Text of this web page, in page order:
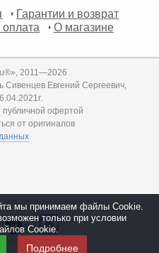
Гарантии и возврат
О магазине
2011—2026
Евгений Сергеевич,
офертой
от оригиналов
мы принимаем файлы Cookie.
только при условии
Cookie.
Подробнее